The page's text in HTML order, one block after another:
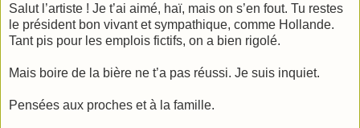
Salut l’artiste ! Je t’ai aimé, haï, mais on s’en fout. Tu restes
le président bon vivant et sympathique, comme Hollande.
Tant pis pour les emplois fictifs, on a bien rigolé.
Mais boire de la bière ne t’a pas réussi. Je suis inquiet.
Pensées aux proches et à la famille.